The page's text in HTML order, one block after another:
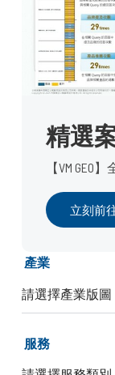
精選
【VM GEO
立刻前
產業
服務